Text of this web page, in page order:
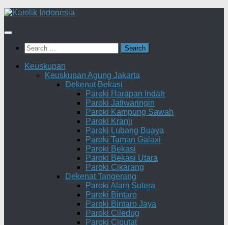
Skip
content
Search
for:
Keuskupan
Keuskupan Agung Jakarta
Dekenat Bekasi
Paroki Harapan Indah
Paroki Jatiwaringin
Paroki Kampung Sawah
Paroki Kranji
Paroki Lubang Buaya
Paroki Taman Galaxi
Paroki Bekasi
Paroki Bekasi Utara
Paroki Cikarang
Dekenat Tangerang
Paroki Alam Sutera
Paroki Bintaro
Paroki Bintaro Jaya
Paroki Ciledug
Paroki Ciputat